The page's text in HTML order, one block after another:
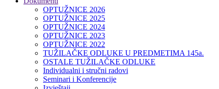
OPTUŽNICE 2026
OPTUŽNICE 2025
OPTUŽNICE 2024
OPTUŽNICE 2023
OPTUŽNICE 2022
TUŽILAČKE ODLUKE U PREDMETIMA 145a.
OSTALE TUŽILAČKE ODLUKE
Individualni i stručni radovi
Seminari i Konferencije